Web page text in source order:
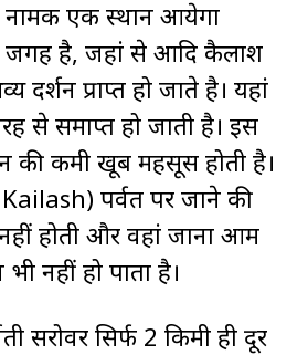
नामक एक स्थान आयेगा
जगह है, जहां से आदि कैलाश
प्राप्त हो जाते है। यहां
से समाप्त हो जाती है। इस
कमी खूब महसूस होती है।
पर्वत पर जाने की
होती और वहां जाना आम
नहीं हो पाता है।
सरोवर सिर्फ 2 किमी ही दूर